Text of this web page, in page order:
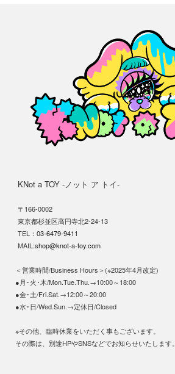
KNot a TOY -ノット ア トイ-
〒166-0002
東京都杉並区高円寺北2-24-13
TEL： 03-6479-9411
MAIL:shop@knot-a-toy.com
＜営業時間/Business Hours＞(※2025年4月改定)
●月･火･木/Mon.Tue.Thu.→10:00～18:00
●金･土/Fri.Sat.→12:00～20:00
●水･日/Wed.Sun.→定休日/Closed
※その他、臨時休業をいただく事もございます。
その際は、別途HPやSNSなどでお知らせいたします。